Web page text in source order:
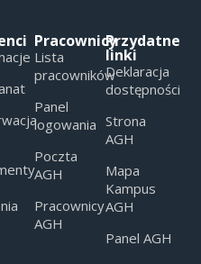
Pracownicy
Lista
pracowników
Panel
logowania
Poczta
AGH
Pracownicy
AGH
Przydatne
linki
Deklaracja
dostępności
Strona
AGH
Mapa
Kampus
AGH
Panel AGH